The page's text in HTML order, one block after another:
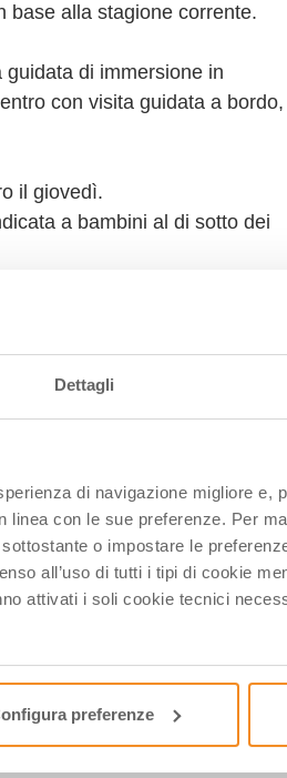
Dettagli
di navigazione migliore e,
linea con le sue preferenze. Per
o impostare le
all’uso di tutti i tipi di cookie
attivati i soli cookie tecnici
preferenze
base alla stagione corrente.
di immersione in
con visita guidata a bordo,
il giovedì.
a bambini al di sotto dei